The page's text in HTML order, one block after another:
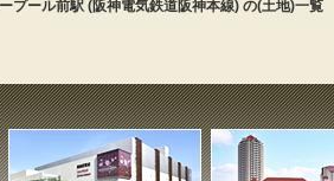
プール前駅 (阪神電気鉄道阪神本線) の(土地)一覧